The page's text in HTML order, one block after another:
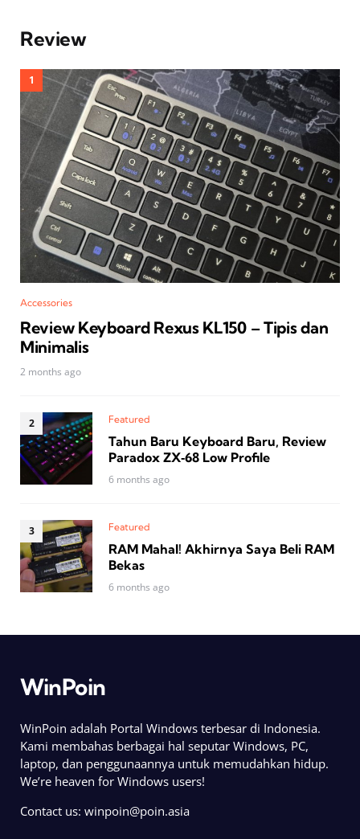
Review
Accessories
Review Keyboard Rexus KL150 – Tipis dan
Minimalis
2 months ago
Featured
Tahun Baru Keyboard Baru, Review
Paradox ZX‑68 Low Profile
6 months ago
Featured
RAM Mahal! Akhirnya Saya Beli RAM
Bekas
6 months ago
WinPoin
WinPoin adalah Portal Windows terbesar di Indonesia.
Kami membahas berbagai hal seputar Windows, PC,
laptop, dan penggunaannya untuk memudahkan hidup.
We’re heaven for Windows users!
Contact us: winpoin@poin.asia